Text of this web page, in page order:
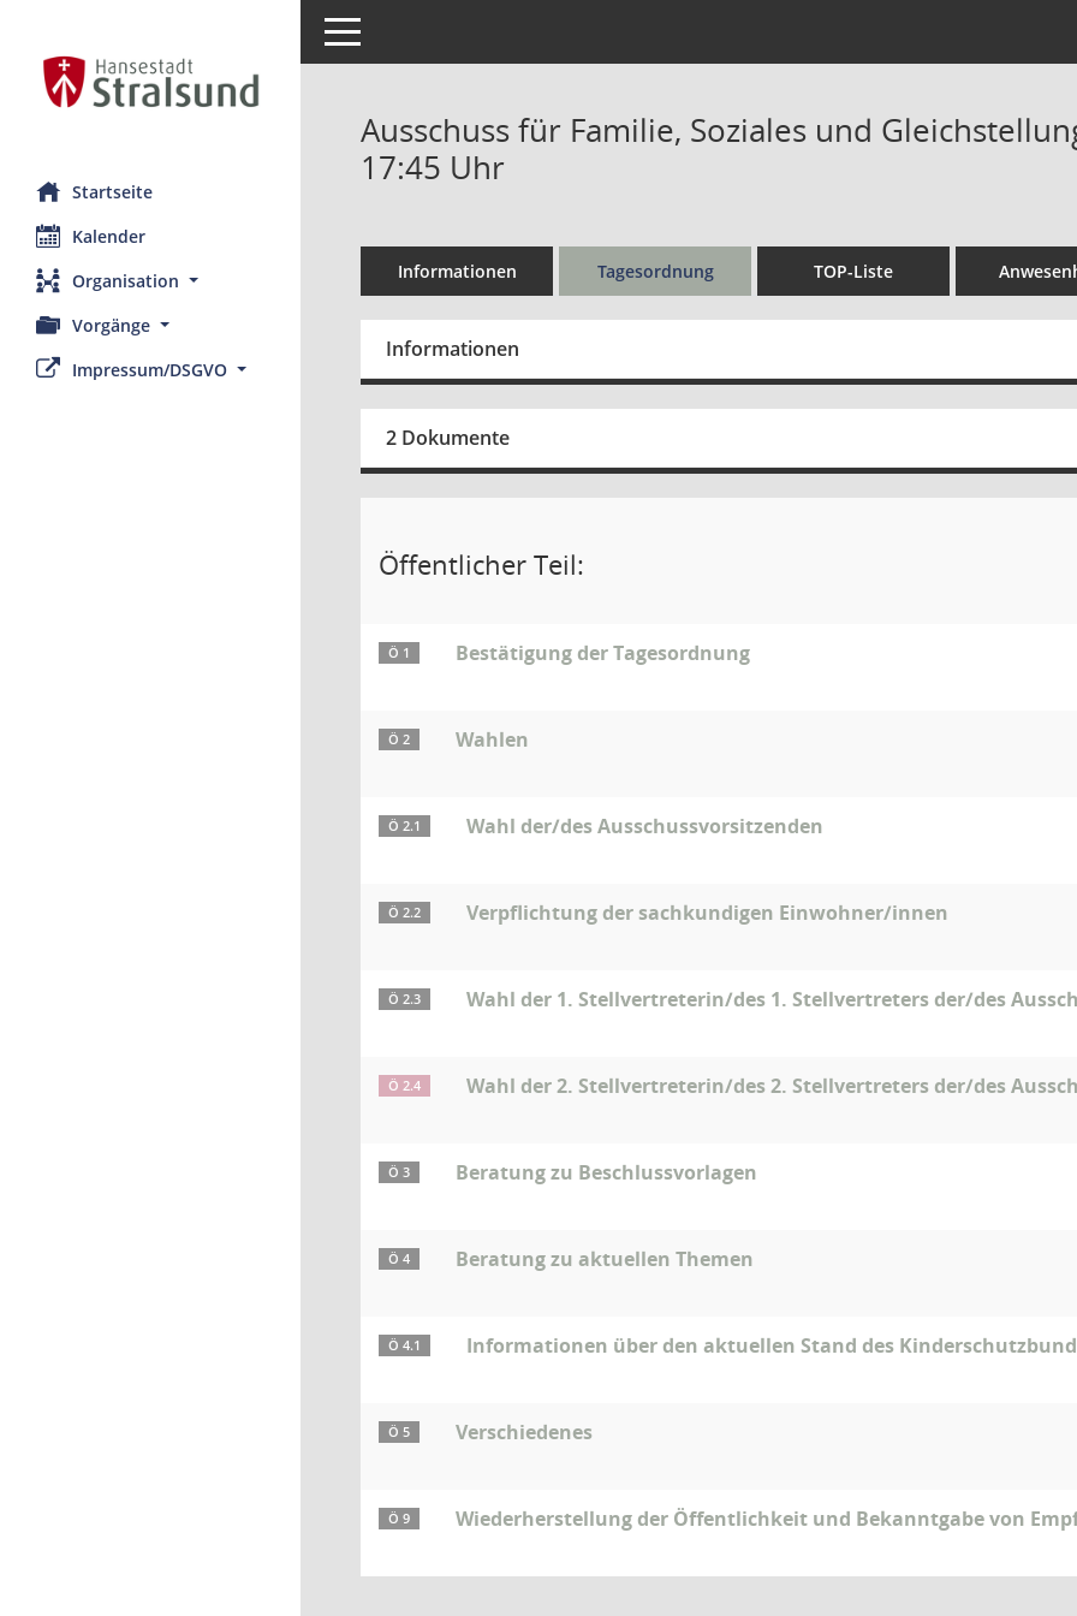
Startseite
Kalender
Organisation
Vorgänge
Impressum/DSGVO
Toggle navigation
Ausschuss für Familie, Soziales und
17:45 Uhr
Informationen Tagesordnung TOP-Liste
Informationen
2 Dokumente
Öffentlicher Teil:
Ö 1 Bestätigung der Tagesordnung
Ö 2 Wahlen
Ö 2.1 Wahl der/des Ausschussvorsitzenden
Ö 2.2 Verpflichtung der sachkundigen Einwohner/innen
Ö 2.3 Wahl der 1. Stellvertreterin/des 1. Stellvertreters der/des
Ö 2.4 Wahl der 2. Stellvertreterin/des 2. Stellvertreters der/des
Ö 3 Beratung zu Beschlussvorlagen
Ö 4 Beratung zu aktuellen Themen
Ö 4.1 Informationen über den aktuellen Stand des
Ö 5 Verschiedenes
Ö 9 Wiederherstellung der Öffentlichkeit und Bekanntgabe von